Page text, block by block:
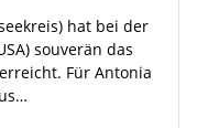
hat bei der
souverän das
Für Antonia